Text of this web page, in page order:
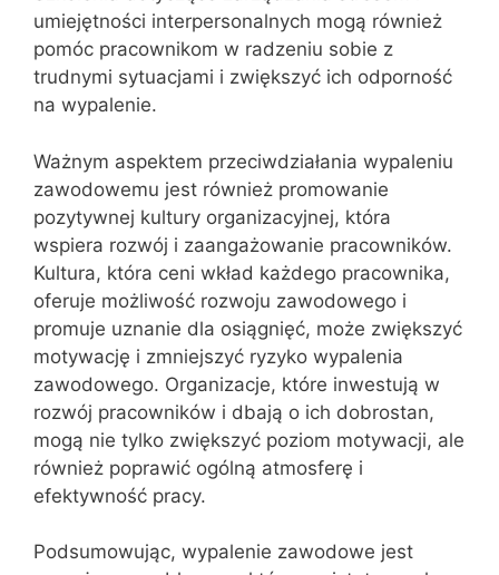
umiejętności interpersonalnych mogą również
pomóc pracownikom w radzeniu sobie z
trudnymi sytuacjami i zwiększyć ich odporność
na wypalenie.
Ważnym aspektem przeciwdziałania wypaleniu
zawodowemu jest również promowanie
pozytywnej kultury organizacyjnej, która
wspiera rozwój i zaangażowanie pracowników.
Kultura, która ceni wkład każdego pracownika,
oferuje możliwość rozwoju zawodowego i
promuje uznanie dla osiągnięć, może zwiększyć
motywację i zmniejszyć ryzyko wypalenia
zawodowego. Organizacje, które inwestują w
rozwój pracowników i dbają o ich dobrostan,
mogą nie tylko zwiększyć poziom motywacji, ale
również poprawić ogólną atmosferę i
efektywność pracy.
Podsumowując, wypalenie zawodowe jest